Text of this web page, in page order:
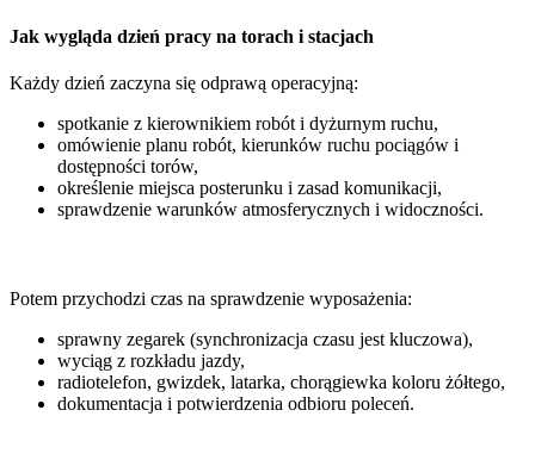
Jak wygląda dzień pracy na torach i stacjach
Każdy dzień zaczyna się odprawą operacyjną:
spotkanie z kierownikiem robót i dyżurnym ruchu,
omówienie planu robót, kierunków ruchu pociągów i
dostępności torów,
określenie miejsca posterunku i zasad komunikacji,
sprawdzenie warunków atmosferycznych i widoczności.
Potem przychodzi czas na sprawdzenie wyposażenia:
sprawny zegarek (synchronizacja czasu jest kluczowa),
wyciąg z rozkładu jazdy,
radiotelefon, gwizdek, latarka, chorągiewka koloru żółtego,
dokumentacja i potwierdzenia odbioru poleceń.